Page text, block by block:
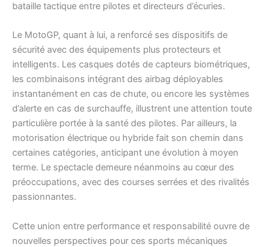
bataille tactique entre pilotes et directeurs d’écuries.
Le MotoGP, quant à lui, a renforcé ses dispositifs de
sécurité avec des équipements plus protecteurs et
intelligents. Les casques dotés de capteurs biométriques,
les combinaisons intégrant des airbag déployables
instantanément en cas de chute, ou encore les systèmes
d’alerte en cas de surchauffe, illustrent une attention toute
particulière portée à la santé des pilotes. Par ailleurs, la
motorisation électrique ou hybride fait son chemin dans
certaines catégories, anticipant une évolution à moyen
terme. Le spectacle demeure néanmoins au cœur des
préoccupations, avec des courses serrées et des rivalités
passionnantes.
Cette union entre performance et responsabilité ouvre de
nouvelles perspectives pour ces sports mécaniques